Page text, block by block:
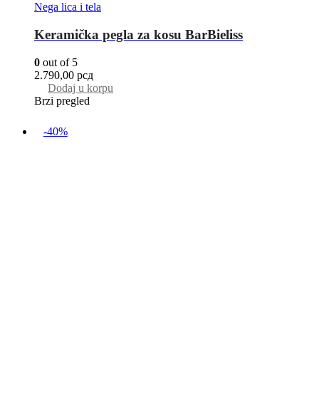
Nega lica i tela
Keramička pegla za kosu BarBieliss
0 out of 5
2.790,00 рсд
Dodaj u korpu
Brzi pregled
-40%